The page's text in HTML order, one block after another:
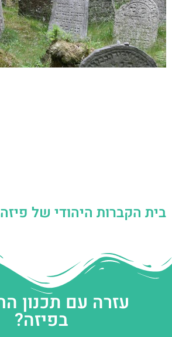
בית הקברות היהודי של פיזה
עזרה עם תכנון
בפיזה?